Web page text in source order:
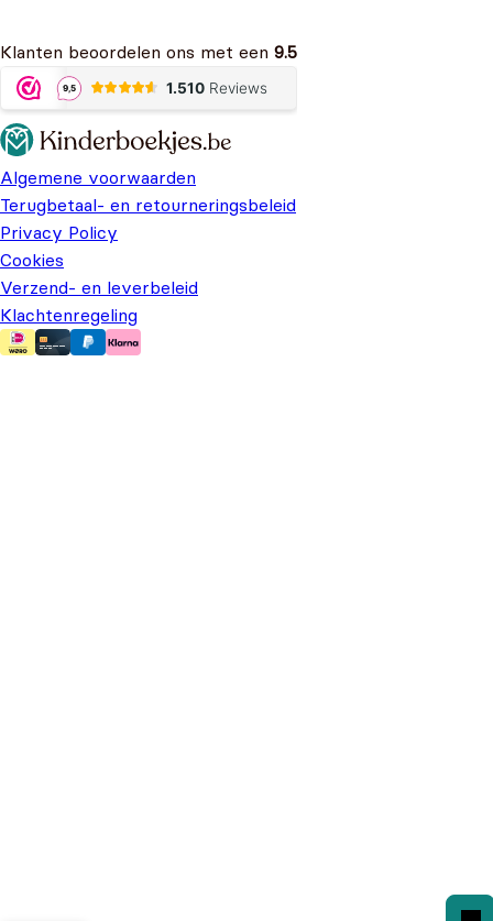
Klanten beoordelen ons met een 9.5
Algemene voorwaarden
Terugbetaal- en retourneringsbeleid
Privacy Policy
Cookies
Verzend- en leverbeleid
Klachtenregeling